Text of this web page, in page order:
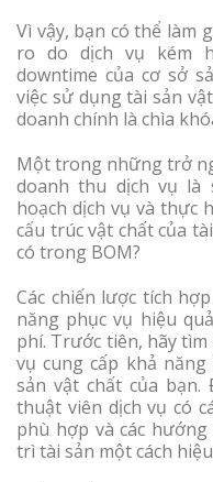
Vì vậy, bạn có thể làm
ro do dịch vụ kém
downtime của cơ sở
việc sử dụng tài sản
doanh chính là chìa
Một trong những trở
doanh thu dịch vụ
hoạch dịch vụ và thực
cấu trúc vật chất của
có trong BOM?
Các chiến lược tích
năng phục vụ hiệu
phí. Trước tiên, hãy
vụ cung cấp khả
sản vật chất của
thuật viên dịch vụ có
phù hợp và các
trì tài sản một cách